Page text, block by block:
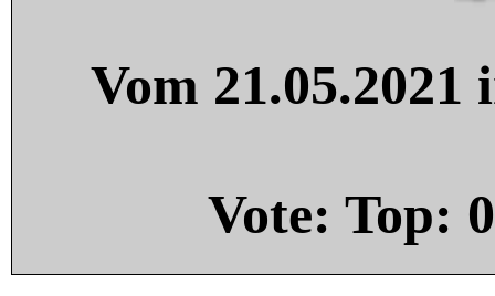
Vom
Vote: Top: 0